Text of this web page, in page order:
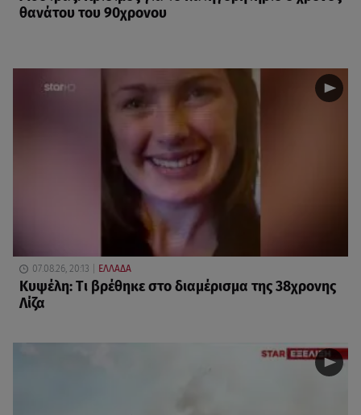
θανάτου του 90χρονου
07.08.26, 20:13 ΕΛΛΑΔΑ
Κυψέλη: Tι βρέθηκε στο διαμέρισμα της 38χρονης
Λίζα